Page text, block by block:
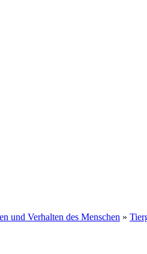
und Verhalten des Menschen »